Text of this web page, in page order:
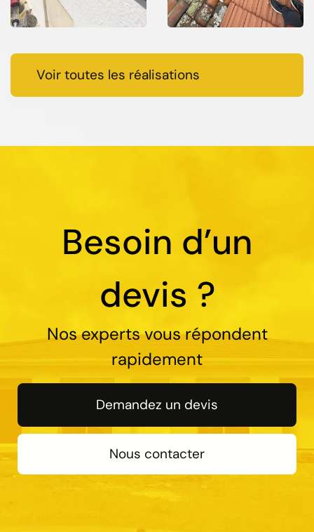
Voir toutes les réalisations
Besoin d’un
devis ?
Nos experts vous répondent
rapidement
Demandez un devis
Nous contacter